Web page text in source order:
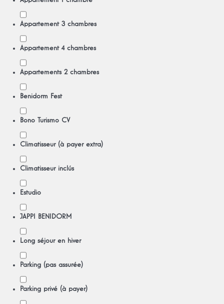
Appartement 3 chambres
Appartement 4 chambres
Appartements 2 chambres
Benidorm Fest
Bono Turismo CV
Climatisseur (à payer extra)
Climatisseur inclús
Estudio
JAPPI BENIDORM
Long séjour en hiver
Parking (pas assurée)
Parking privé (à payer)